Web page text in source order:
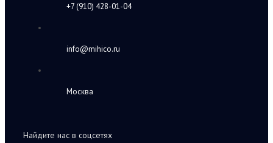
+7 (910) 428-01-04
info@mihico.ru
Москва
Найдите нас в соцсетях